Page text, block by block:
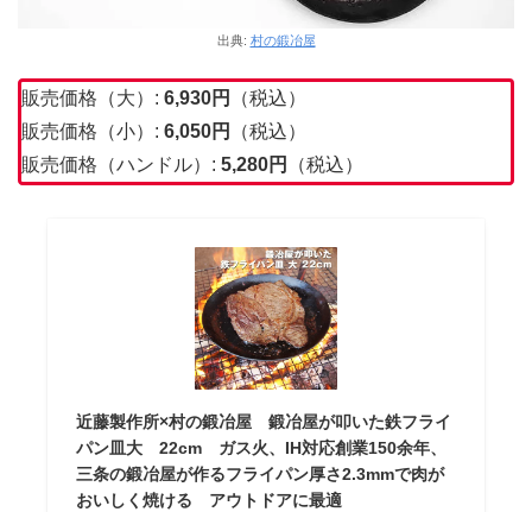
出典: 村の鍛冶屋
販売価格（大）: 6,930円
（税込）
販売価格（小）: 6,050円
（税込）
販売価格（ハンドル）: 5,280円 （税込）
近藤製作所×村の鍛冶屋 鍛冶屋が叩いた鉄フライ
パン皿大 22cm ガス火、IH対応創業150余年、
三条の鍛冶屋が作るフライパン厚さ2.3mmで肉が
おいしく焼ける アウトドアに最適